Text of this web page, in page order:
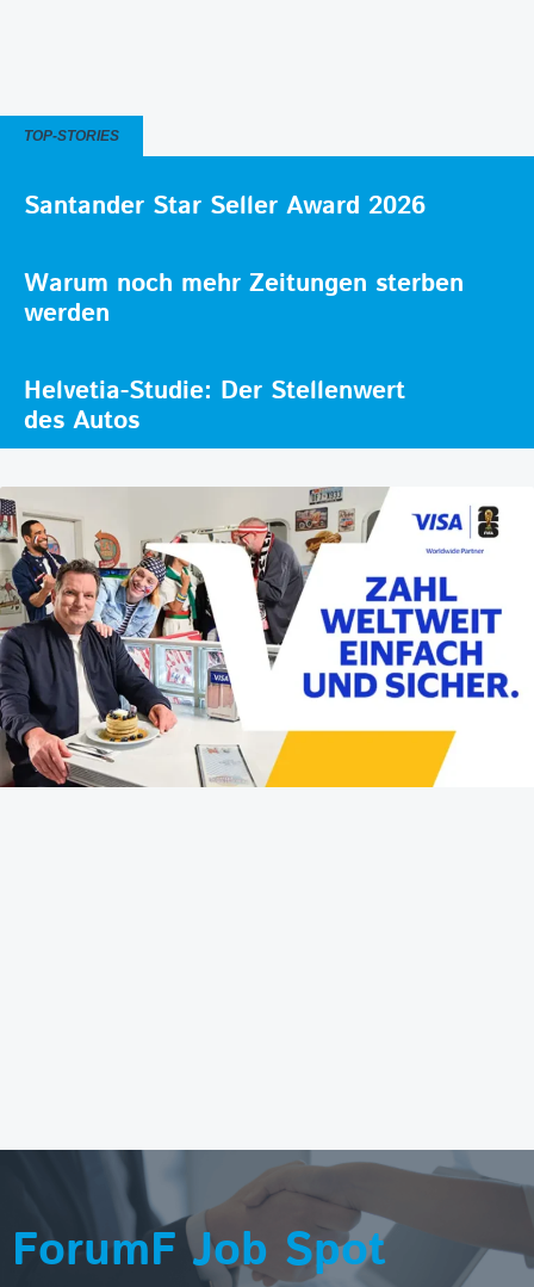
TOP-STORIES
Santander Star Seller Award 2026
Warum noch mehr Zeitungen sterben
werden
Helvetia-Studie: Der Stellenwert
des Autos
ForumF Job Spot